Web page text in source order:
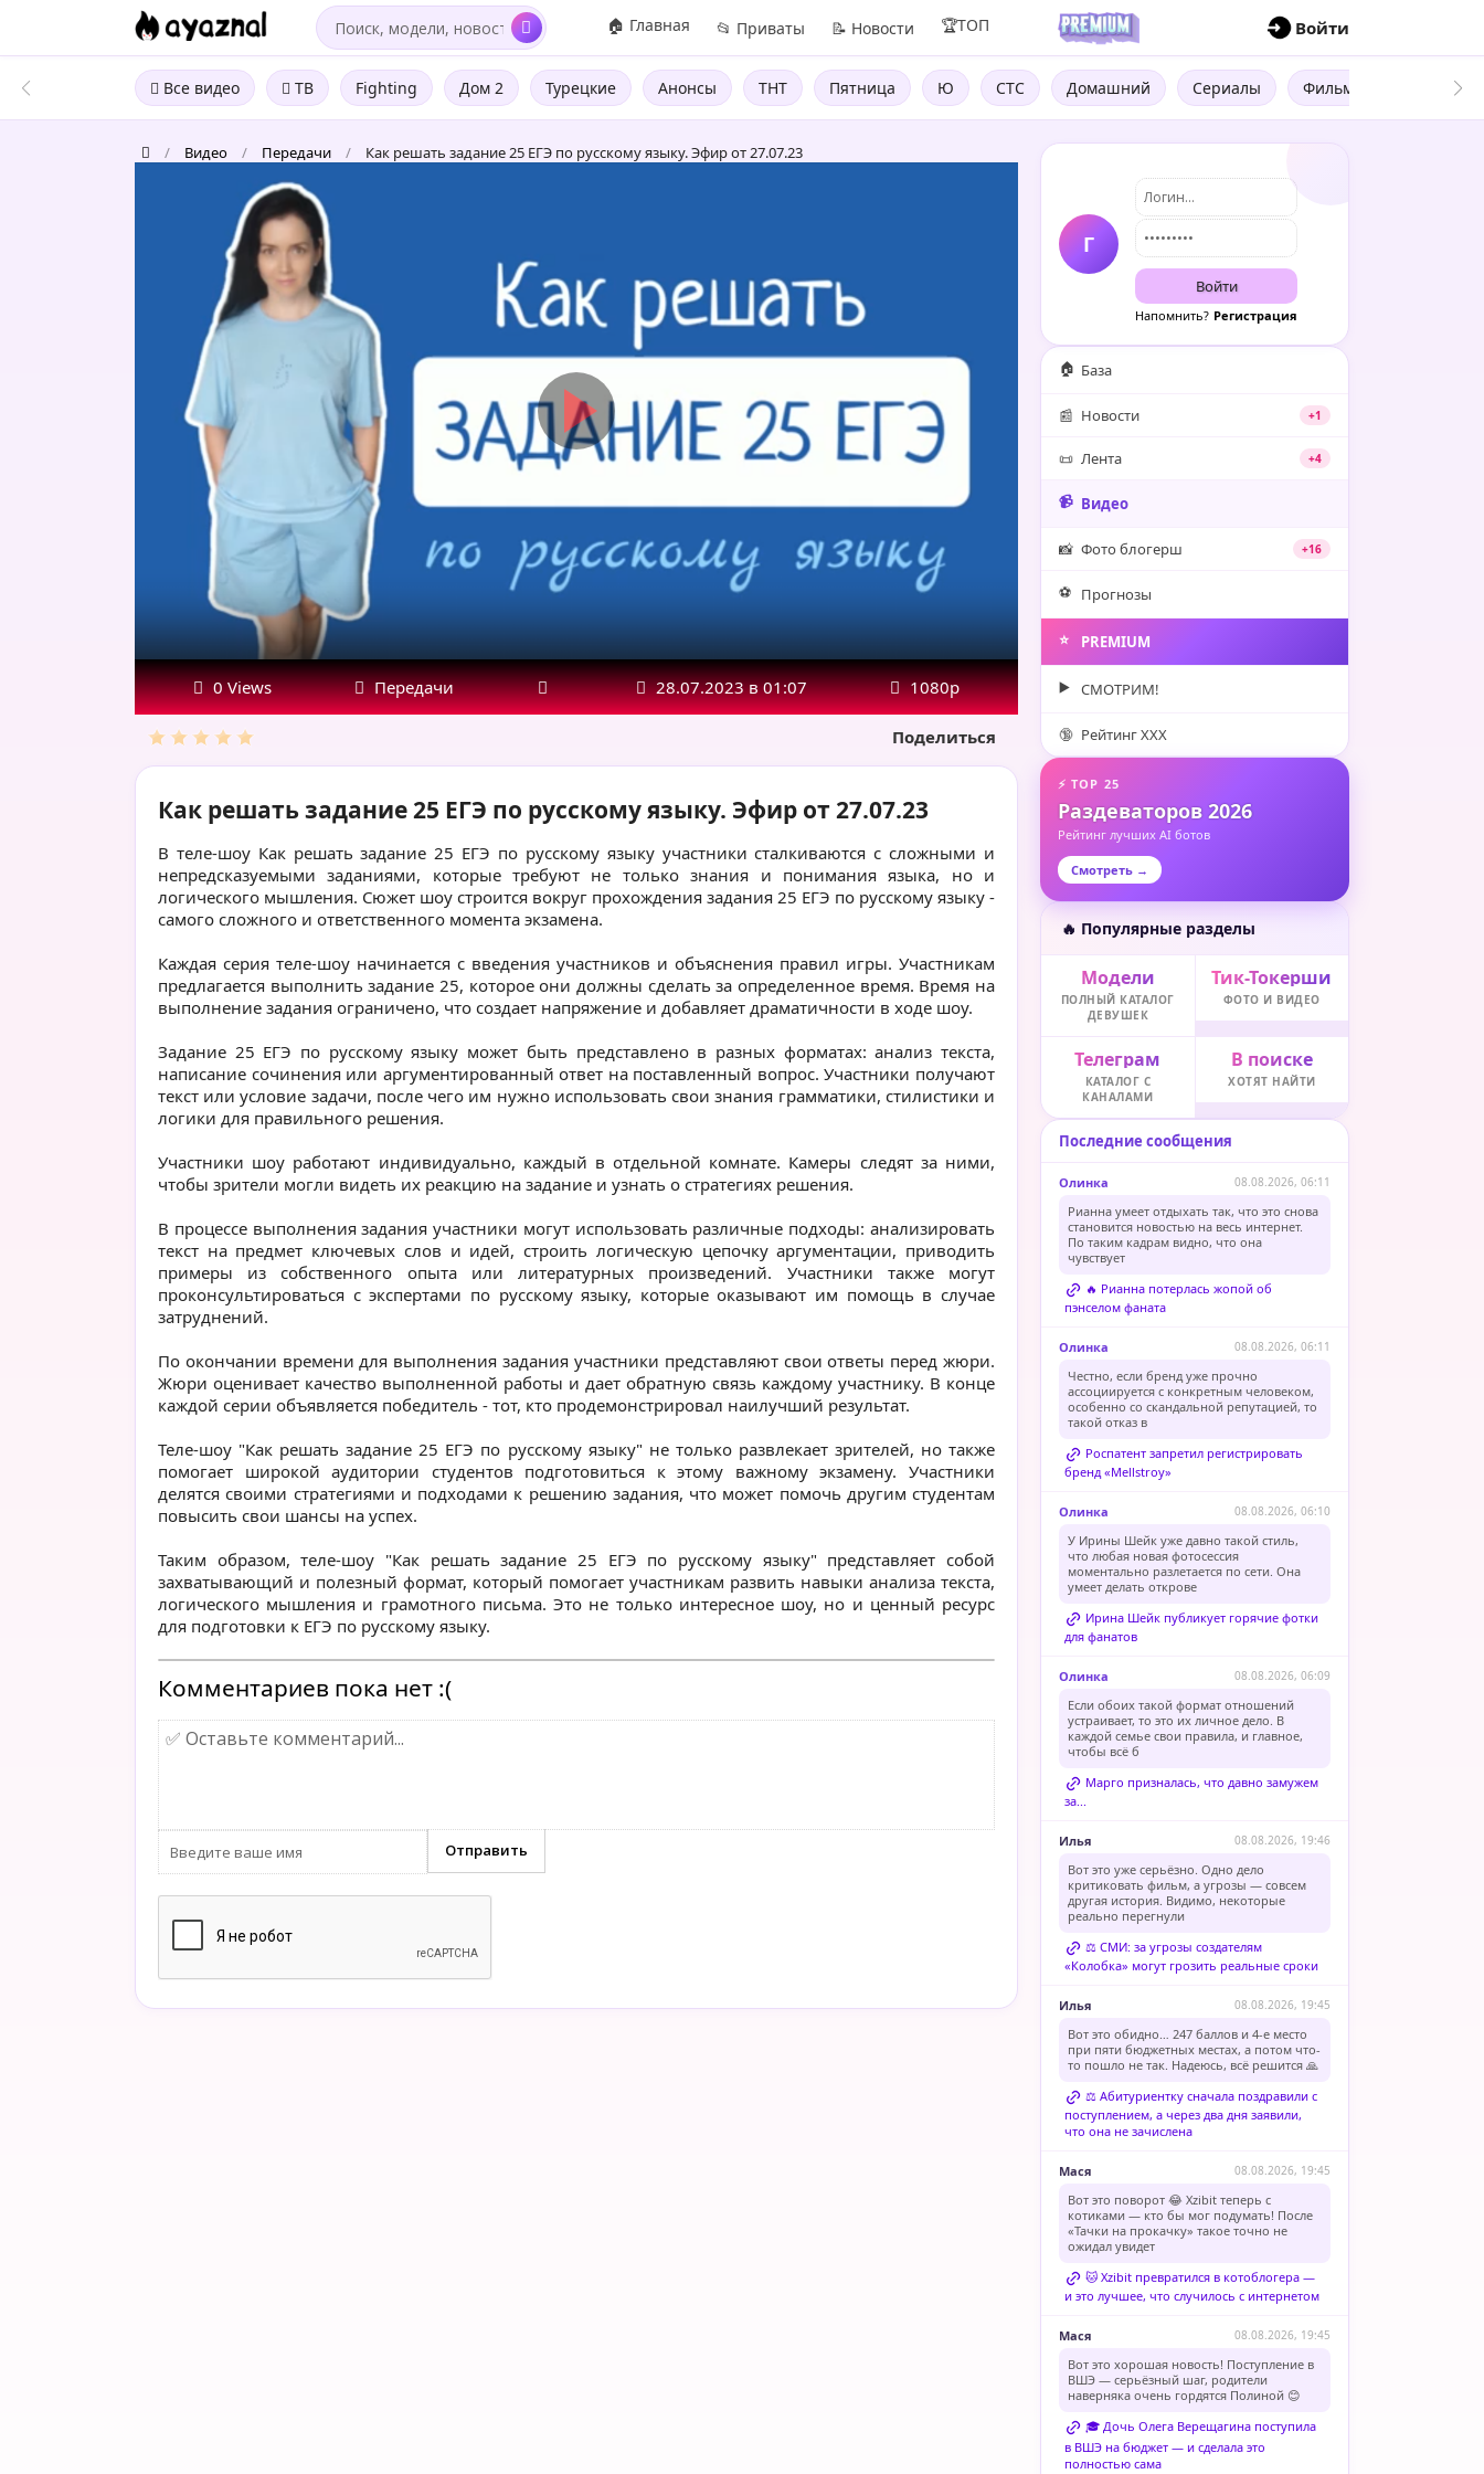
🏠 Главная 📂 Приваты 📝 Новости 🏆ТОП Войти
Все видео ТВ Fighting Дом 2 Турецкие Анонсы ТНТ Пятница Ю СТС Домашний Сериалы Фильмы Трейлеры
/ Видео / Передачи / Как решать задание 25 ЕГЭ по русскому языку. Эфир от 27.07.23
решать
задание
русскому
языку.
Эфир
27.07.23
0 Views Передачи 28.07.2023 в 01:07 1080р
Поделиться
Как решать задание 25 ЕГЭ по русскому языку. Эфир от 27.07.23
В теле-шоу Как решать задание 25 ЕГЭ по русскому языку участники сталкиваются с сложными и
непредсказуемыми заданиями, которые требуют не только знания и понимания языка, но и
логического мышления. Сюжет шоу строится вокруг прохождения задания 25 ЕГЭ по русскому языку -
самого сложного и ответственного момента экзамена.
Каждая серия теле-шоу начинается с введения участников и объяснения правил игры. Участникам
предлагается выполнить задание 25, которое они должны сделать за определенное время. Время на
выполнение задания ограничено, что создает напряжение и добавляет драматичности в ходе шоу.
Задание 25 ЕГЭ по русскому языку может быть представлено в разных форматах: анализ текста,
написание сочинения или аргументированный ответ на поставленный вопрос. Участники получают
текст или условие задачи, после чего им нужно использовать свои знания грамматики, стилистики и
логики для правильного решения.
Участники шоу работают индивидуально, каждый в отдельной комнате. Камеры следят за ними,
чтобы зрители могли видеть их реакцию на задание и узнать о стратегиях решения.
В процессе выполнения задания участники могут использовать различные подходы: анализировать
текст на предмет ключевых слов и идей, строить логическую цепочку аргументации, приводить
примеры из собственного опыта или литературных произведений. Участники также могут
проконсультироваться с экспертами по русскому языку, которые оказывают им помощь в случае
затруднений.
По окончании времени для выполнения задания участники представляют свои ответы перед жюри.
Жюри оценивает качество выполненной работы и дает обратную связь каждому участнику. В конце
каждой серии объявляется победитель - тот, кто продемонстрировал наилучший результат.
Теле-шоу "Как решать задание 25 ЕГЭ по русскому языку" не только развлекает зрителей, но также
помогает широкой аудитории студентов подготовиться к этому важному экзамену. Участники
делятся своими стратегиями и подходами к решению задания, что может помочь другим студентам
повысить свои шансы на успех.
Таким образом, теле-шоу "Как решать задание 25 ЕГЭ по русскому языку" представляет собой
захватывающий и полезный формат, который помогает участникам развить навыки анализа текста,
логического мышления и грамотного письма. Это не только интересное шоу, но и ценный ресурс
для подготовки к ЕГЭ по русскому языку.
Комментариев пока нет :(
Г
Войти
Напомнить? Регистрация
🏠 База
📰 Новости +1
📜 Лента +4
📹 Видео
📸 Фото блогерш +16
⚽️ Прогнозы
⭐️ PREMIUM
▶️ СМОТРИМ!
🔞 Рейтинг XXX
⚡ TOP 25
Раздеваторов 2026
Рейтинг лучших AI ботов
Смотреть →
🔥 Популярные разделы
Модели
ПОЛНЫЙ КАТАЛОГ
ДЕВУШЕК
Тик-Токерши
ФОТО И ВИДЕО
Телеграм
КАТАЛОГ С
КАНАЛАМИ
В поиске
ХОТЯТ НАЙТИ
Последние сообщения
Олинка 08.08.2026, 06:11
Рианна умеет отдыхать так, что это снова
становится новостью на весь интернет.
По таким кадрам видно, что она
чувствует
🔥 Рианна потерлась жопой об
пэнселом фаната
Олинка 08.08.2026, 06:11
Честно, если бренд уже прочно
ассоциируется с конкретным человеком,
особенно со скандальной репутацией, то
такой отказ в
Роспатент запретил регистрировать
бренд «Mellstroy»
Олинка 08.08.2026, 06:10
У Ирины Шейк уже давно такой стиль,
что любая новая фотосессия
моментально разлетается по сети. Она
умеет делать открове
Ирина Шейк публикует горячие фотки
для фанатов
Олинка 08.08.2026, 06:09
Если обоих такой формат отношений
устраивает, то это их личное дело. В
каждой семье свои правила, и главное,
чтобы всё б
Марго призналась, что давно замужем
за...
Илья 08.08.2026, 19:46
Вот это уже серьёзно. Одно дело
критиковать фильм, а угрозы — совсем
другая история. Видимо, некоторые
реально перегнули
⚖️ СМИ: за угрозы создателям
«Колобка» могут грозить реальные сроки
Илья 08.08.2026, 19:45
Вот это обидно… 247 баллов и 4-е место
при пяти бюджетных местах, а потом что-
то пошло не так. Надеюсь, всё решится 🙏
⚖️ Абитуриентку сначала поздравили с
поступлением, а через два дня заявили,
что она не зачислена
Мася 08.08.2026, 19:45
Вот это поворот 😂 Xzibit теперь с
котиками — кто бы мог подумать! После
«Тачки на прокачку» такое точно не
ожидал увидет
🐱 Xzibit превратился в котоблогера —
и это лучшее, что случилось с интернетом
Мася 08.08.2026, 19:45
Вот это хорошая новость! Поступление в
ВШЭ — серьёзный шаг, родители
наверняка очень гордятся Полиной 😊
🎓 Дочь Олега Верещагина поступила
в ВШЭ на бюджет — и сделала это
полностью сама